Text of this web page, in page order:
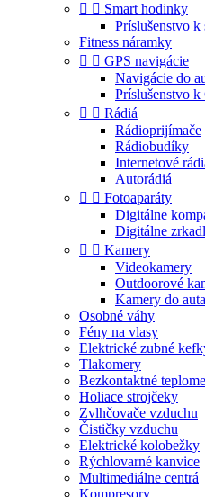
  Smart hodinky
Príslušenstvo
Fitness náramky
  GPS navigácie
Navigácie do
Príslušenstvo
  Rádiá
Rádioprijímače
Rádiobudíky
Internetové
Autorádiá
  Fotoaparáty
Digitálne
Digitálne
  Kamery
Videokamery
Outdoorové
Kamery do auta
Osobné váhy
Fény na vlasy
Elektrické zubné
Tlakomery
Bezkontaktné
Holiace strojčeky
Zvlhčovače vzduchu
Čističky vzduchu
Elektrické kolobežky
Rýchlovarné kanvice
Multimediálne centrá
Kompresory